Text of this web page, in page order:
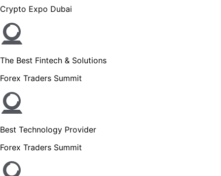
Crypto Expo Dubai
The Best Fintech & Solutions
Forex Traders Summit
Best Technology Provider
Forex Traders Summit